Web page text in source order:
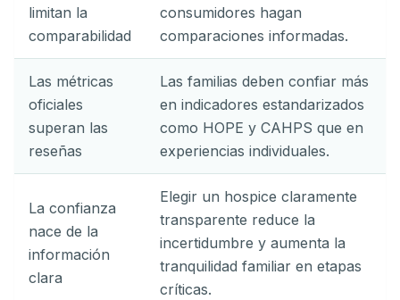
limitan la
comparabilidad
consumidores hagan
comparaciones informadas.
Las métricas
oficiales
superan las
reseñas
Las familias deben confiar más
en indicadores estandarizados
como HOPE y CAHPS que en
experiencias individuales.
La confianza
nace de la
información
clara
Elegir un hospice claramente
transparente reduce la
incertidumbre y aumenta la
tranquilidad familiar en etapas
críticas.